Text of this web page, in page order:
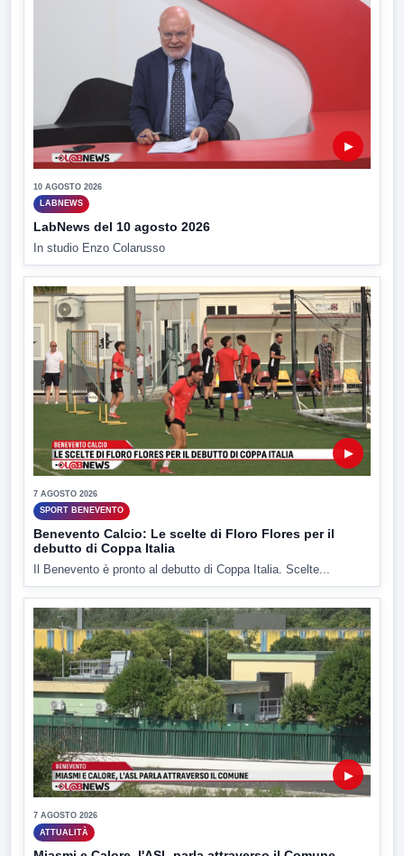
▶
10 AGOSTO 2026
LABNEWS
LabNews del 10 agosto 2026
In studio Enzo Colarusso
▶
7 AGOSTO 2026
SPORT BENEVENTO
Benevento Calcio: Le scelte di Floro Flores per il
debutto di Coppa Italia
Il Benevento è pronto al debutto di Coppa Italia. Scelte...
▶
7 AGOSTO 2026
ATTUALITÀ